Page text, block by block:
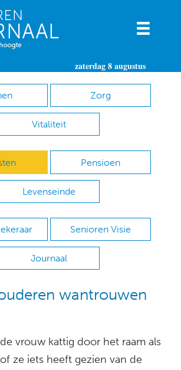
zaterdag 8 augustus
Zorg
Vitaliteit
Pensioen
Levenseinde
Senioren Visie
Journaal
wantrouwen
vrouw kattig door het raam als
ze iets heeft gezien van de